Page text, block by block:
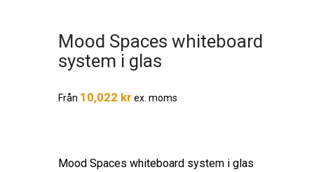
Mood Spaces whiteboard
system i glas
Från 10,022 kr ex. moms
Mood Spaces whiteboard system i glas